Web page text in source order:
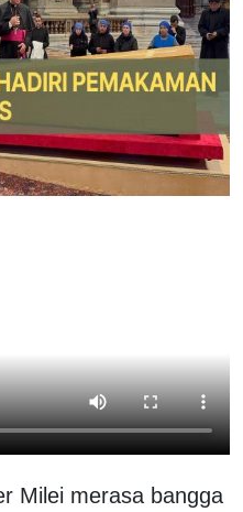
Milei merasa bangga